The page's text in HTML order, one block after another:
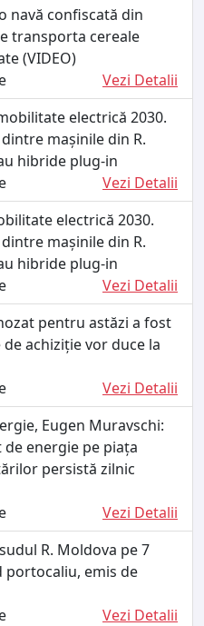
navă confiscată din
transporta cereale
(VIDEO)
Vezi Detalii
electrică 2030.
mașinile din R.
hibride plug-in
Vezi Detalii
electrică 2030.
mașinile din R.
hibride plug-in
Vezi Detalii
pentru astăzi a fost
achiziție vor duce la
Vezi Detalii
Eugen Muravschi:
energie pe piața
persistă zilnic
Vezi Detalii
R. Moldova pe 7
portocaliu, emis de
Vezi Detalii